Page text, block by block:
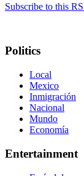
Subscribe to this
Politics
Local
Mexico
Inmigración
Nacional
Mundo
Economía
Entertainment